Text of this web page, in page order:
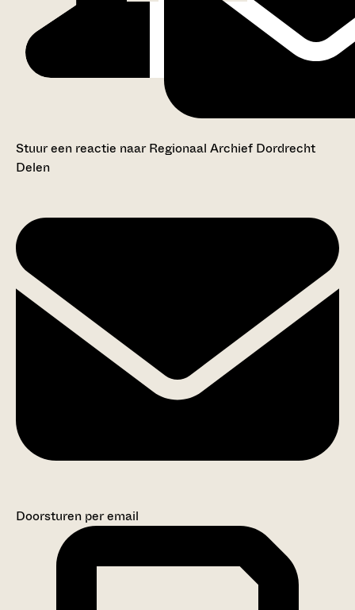
Stuur een reactie naar Regionaal Archief Dordrecht
Delen
Doorsturen per email